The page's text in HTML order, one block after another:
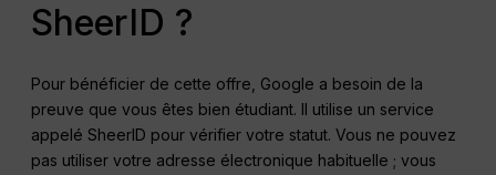
SheerID ?
Pour bénéficier de cette offre, Google a besoin de la
preuve que vous êtes bien étudiant. Il utilise un service
appelé SheerID pour vérifier votre statut. Vous ne pouvez
pas utiliser votre adresse électronique habituelle ; vous